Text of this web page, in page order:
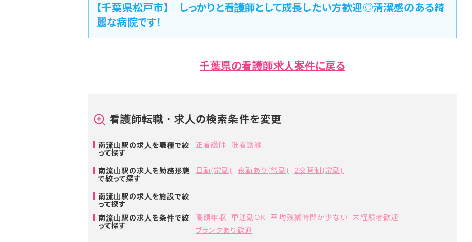
【千葉県松戸市】 しっかりと看護師として成長したい方歓迎◎清潔感のある綺
麗な病院です！
千葉県の看護師求人案件に戻る
看護師転職・求人の検索条件を変更
南流山駅の求人を職種で絞
って探す
正看護師 准看護師
南流山駅の求人を勤務形態
で絞って探す
日勤(常勤) 夜勤あり(常勤) 2交替制(常勤)
南流山駅の求人を施設で絞
って探す
南流山駅の求人を条件で絞
って探す
高額年収 車通勤OK 平均残業時間が少ない
未経験者歓迎
ブランクあり歓迎